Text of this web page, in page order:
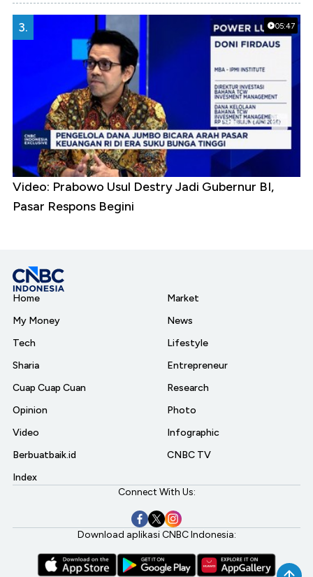
05:47
3.
Video: Prabowo Usul Destry Jadi Gubernur BI,
Pasar Respons Begini
Home
My Money
Tech
Sharia
Cuap Cuap Cuan
Opinion
Video
Berbuatbaik.id
Index
Market
News
Lifestyle
Entrepreneur
Research
Photo
Infographic
CNBC TV
Connect With Us:
Download aplikasi CNBC Indonesia: